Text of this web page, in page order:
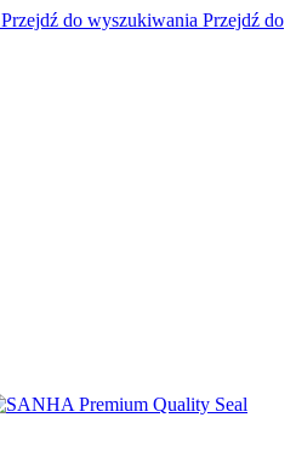
Przejdź do wyszukiwania Przejdź do